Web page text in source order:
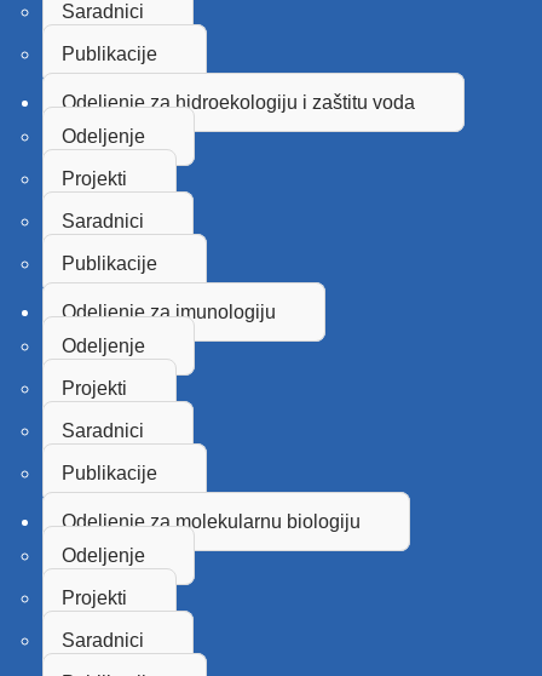
Saradnici
Publikacije
Odeljenje za hidroekologiju i zaštitu voda
Odeljenje
Projekti
Saradnici
Publikacije
Odeljenje za imunologiju
Odeljenje
Projekti
Saradnici
Publikacije
Odeljenje za molekularnu biologiju
Odeljenje
Projekti
Saradnici